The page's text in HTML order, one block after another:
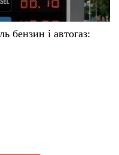
бензин і автогаз: